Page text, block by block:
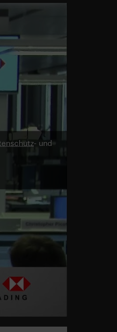
- und